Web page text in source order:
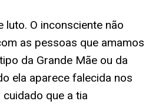
O inconsciente não
as pessoas que amamos
da Grande Mãe ou da
ela aparece falecida nos
que a tia